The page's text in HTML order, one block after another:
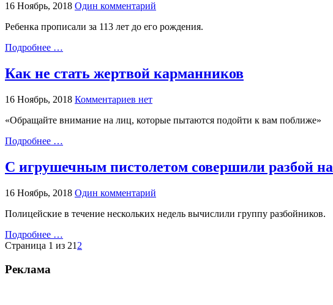
16 Ноябрь, 2018 Один комментарий
Ребенка прописали за 113 лет до его рождения.
Подробнее …
Как не стать жертвой карманников
16 Ноябрь, 2018 Комментариев нет
«Обращайте внимание на лиц, которые пытаются подойти к вам поближе»
Подробнее …
С игрушечным пистолетом совершили разбой
16 Ноябрь, 2018 Один комментарий
Полицейские в течение нескольких недель вычислили группу разбойников.
Подробнее …
Страница 1 из 21 2
Реклама